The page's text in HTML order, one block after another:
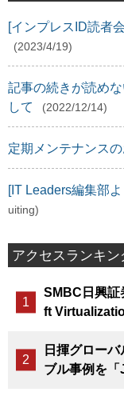
[インプレスID読者
(2023/4/19)
記事の続きが読め
して
(2022/12/14)
定期メンテナンス
[IT Leaders編集部
uiting)
アクセスランキン
SMBC日興証
ft
日揮グロー
ブル事例を